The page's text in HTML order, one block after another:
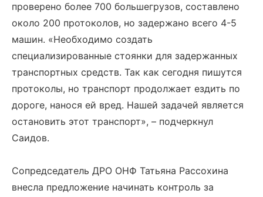
проверено более 700 большегрузов, составлено
около 200 протоколов, но задержано всего 4-5
машин. «Необходимо создать
специализированные стоянки для задержанных
транспортных средств. Так как сегодня пишутся
протоколы, но транспорт продолжает ездить по
дороге, нанося ей вред. Нашей задачей является
остановить этот транспорт», – подчеркнул
Саидов.
Сопредседатель ДРО ОНФ Татьяна Рассохина
внесла предложение начинать контроль за